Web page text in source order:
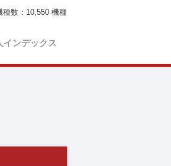
インデックス
数： 10,550 機種